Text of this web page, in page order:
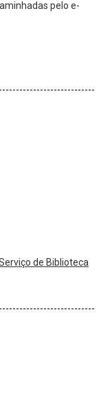
pelo e-
de Biblioteca